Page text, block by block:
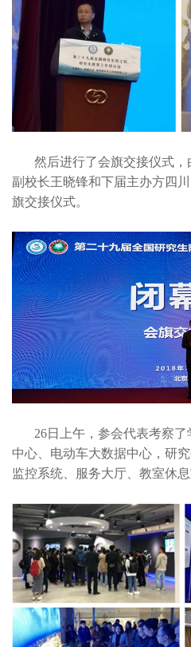
然后进行了会旗交接仪式，
副校长王晓锋和下届主办方四
旗交接仪式。
26日上午，参会代表考察了
中心、电动车大数据中心，研
监控系统、服务大厅、教室休息